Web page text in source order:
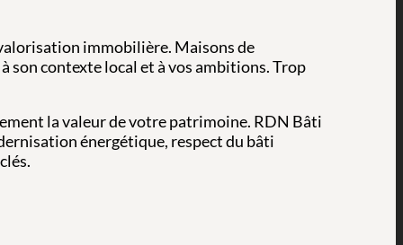
immobilière. Maisons de
son contexte local et à vos ambitions. Trop
la valeur de votre patrimoine. RDN Bâti
énergétique, respect du bâti